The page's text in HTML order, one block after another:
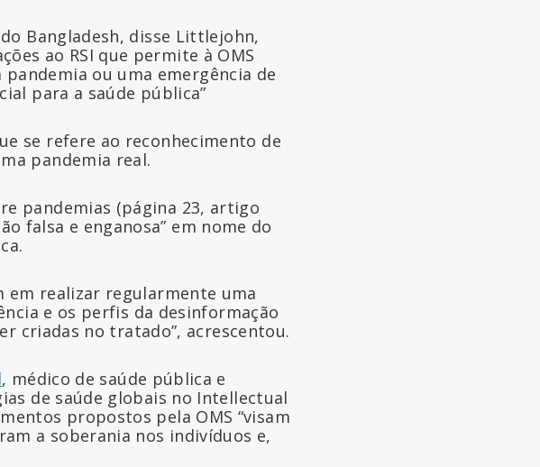
Bangladesh, disse Littlejohn,
ao RSI que permite à OMS
ou uma emergência de
para a saúde pública”
se refere ao reconhecimento de
pandemia real.
pandemias (página 23, artigo
falsa e enganosa” em nome do
em realizar regularmente uma
e os perfis da desinformação
criadas no tratado”, acrescentou.
, médico de saúde pública e
de saúde globais no Intellectual
propostos pela OMS “visam
a soberania nos indivíduos e,